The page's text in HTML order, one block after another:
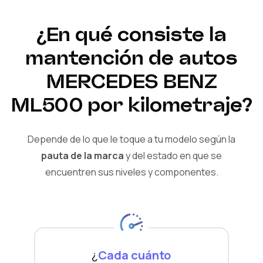
¿En qué consiste la
mantención de autos
MERCEDES BENZ
ML500 por kilometraje?
Depende de lo que le toque a tu modelo según la
pauta de la marcay delestado en que se
encuentren sus niveles y componentes.
¿Cada cuánto